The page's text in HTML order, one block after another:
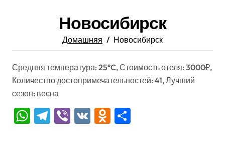
Новосибирск
Домашняя Новосибирск
Средняя температура: 25°C, Стоимость отеля: 3000₽,
Количество достопримечательностей: 41, Лучший
сезон: весна
WhatsApp
Telegram
Viber
VK Odnoklassniki